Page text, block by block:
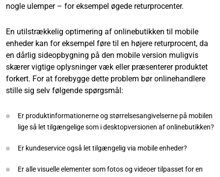
nogle ulemper – for eksempel øgede returprocenter.
En utilstrækkelig optimering af onlinebutikken til mobile
enheder kan for eksempel føre til en højere returprocent, da
en dårlig sideopbygning på den mobile version muligvis
skærer vigtige oplysninger væk eller præsenterer produktet
forkert. For at forebygge dette problem bør onlinehandlere
stille sig selv følgende spørgsmål:
Er produktinformationerne og størrelsesangivelserne på mobilen
lige så let tilgængelige som i desktopversionen af onlinebutikken?
Er kundeservice også let tilgængelig via mobile enheder?
Er alle visuelle elementer som fotos og videoer tilpasset for en